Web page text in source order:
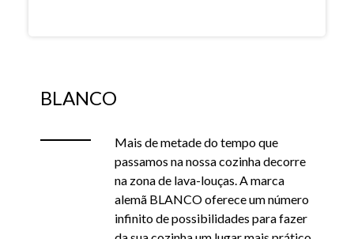
BLANCO
Mais de metade do tempo que
passamos na nossa cozinha decorre
na zona de lava-louças. A marca
alemã BLANCO oferece um número
infinito de possibilidades para fazer